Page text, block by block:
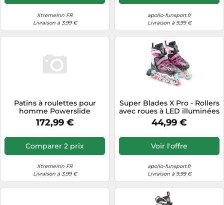
XtremeInn FR
Livraison à 3,99 €
apollo-funsport.fr
Livraison à 9,99 €
Patins à roulettes pour
homme Powerslide
Phuzion Argon Scarlet 100
Trinity EUR 44
172,99 €
Comparer 2 prix
XtremeInn FR
Livraison à 3,99 €
Super Blades X Pro - Rollers
avec roues à LED illuminées
- Rose
44,99 €
Voir l'offre
apollo-funsport.fr
Livraison à 9,99 €